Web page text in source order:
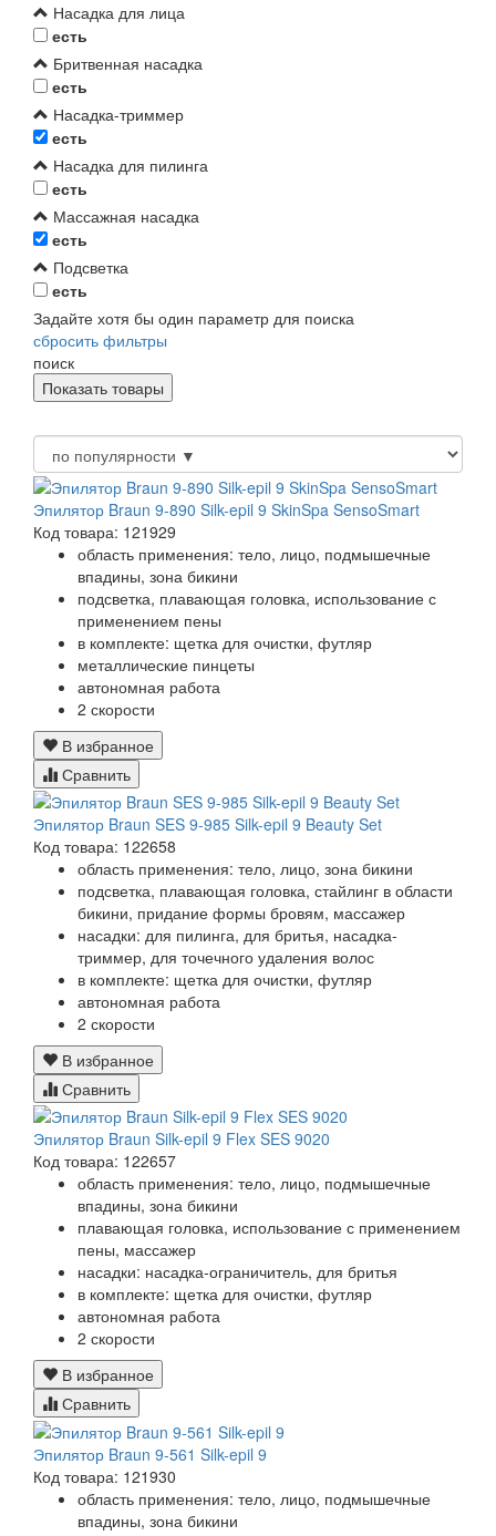
Насадка для лица
есть
Бритвенная насадка
есть
Насадка-триммер
есть
Насадка для пилинга
есть
Массажная насадка
есть
Подсветка
есть
Задайте хотя бы один параметр для поиска
сбросить фильтры
поиск
Эпилятор Braun 9-890 Silk-epil 9 SkinSpa SensoSmart
Код товара: 121929
область применения: тело, лицо, подмышечные
впадины, зона бикини
подсветка, плавающая головка, использование с
применением пены
в комплекте: щетка для очистки, футляр
металлические пинцеты
автономная работа
2 скорости
В избранное
Сравнить
Эпилятор Braun SES 9-985 Silk-epil 9 Beauty Set
Код товара: 122658
область применения: тело, лицо, зона бикини
подсветка, плавающая головка, стайлинг в области
бикини, придание формы бровям, массажер
насадки: для пилинга, для бритья, насадка-
триммер, для точечного удаления волос
в комплекте: щетка для очистки, футляр
автономная работа
2 скорости
В избранное
Сравнить
Эпилятор Braun Silk-epil 9 Flex SES 9020
Код товара: 122657
область применения: тело, лицо, подмышечные
впадины, зона бикини
плавающая головка, использование с применением
пены, массажер
насадки: насадка-ограничитель, для бритья
в комплекте: щетка для очистки, футляр
автономная работа
2 скорости
В избранное
Сравнить
Эпилятор Braun 9-561 Silk-epil 9
Код товара: 121930
область применения: тело, лицо, подмышечные
впадины, зона бикини